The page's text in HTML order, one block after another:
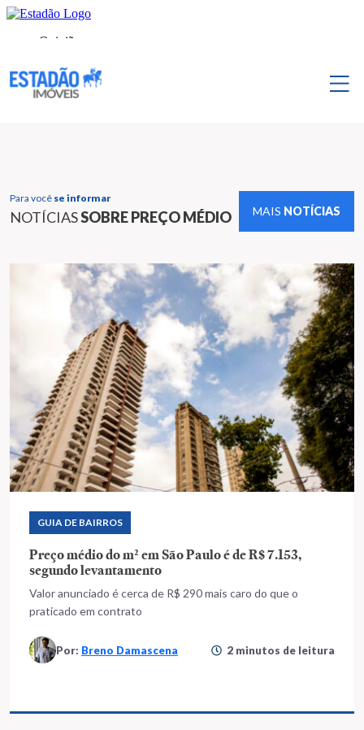
Para você se informar
NOTÍCIASSOBRE PREÇO MÉDIO MAIS NOTÍCIAS
GUIA DE BAIRROS
Preço médio do m² em São Paulo é de R$ 7.153,
segundo levantamento
Valor anunciado é cerca de R$ 290 mais caro do que o
praticado em contrato
Por: Breno Damascena 2 minutos de leitura